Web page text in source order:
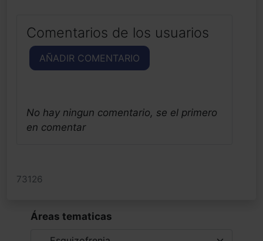
Comentarios de los usuarios
AÑADIR COMENTARIO
No hay ningun comentario, se el primero
en comentar
73126
Áreas tematicas